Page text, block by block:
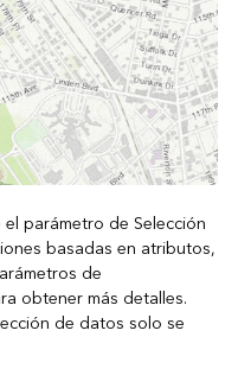
parámetro de Selección
basadas en atributos,
de
obtener más detalles.
de datos solo se